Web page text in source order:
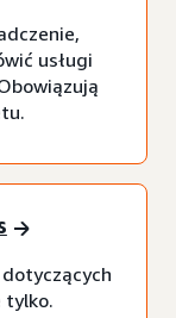
usługi
tylko.